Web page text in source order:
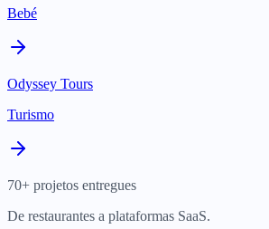
Bebé
Odyssey Tours
Turismo
70+ projetos entregues
De restaurantes a plataformas SaaS.